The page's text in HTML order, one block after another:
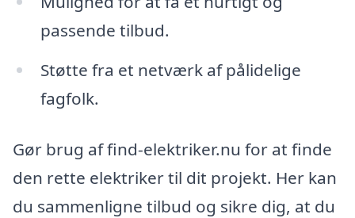
passende tilbud.
Støtte fra et netværk af pålidelige
fagfolk.
Gør brug af find-elektriker.nu for at finde
den rette elektriker til dit projekt. Her kan
du sammenligne tilbud og sikre dig, at du